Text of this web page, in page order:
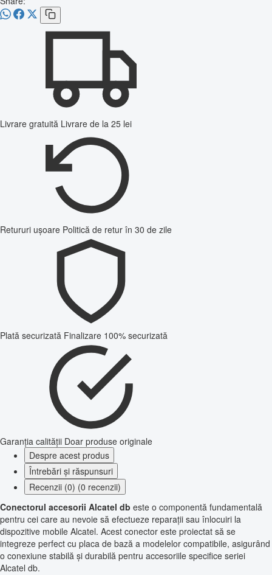
Livrare gratuită Livrare de la 25 lei
Retururi ușoare Politică de retur în 30 de zile
Plată securizată Finalizare 100% securizată
Garanția calității Doar produse originale
Despre acest produs
Întrebări și răspunsuri
Recenzii (0) (0 recenzii)
Conectorul accesorii Alcatel db este o componentă fundamentală
pentru cei care au nevoie să efectueze reparații sau înlocuiri la
dispozitive mobile Alcatel. Acest conector este proiectat să se
integreze perfect cu placa de bază a modelelor compatibile, asigurând
o conexiune stabilă și durabilă pentru accesoriile specifice seriei
Alcatel db.